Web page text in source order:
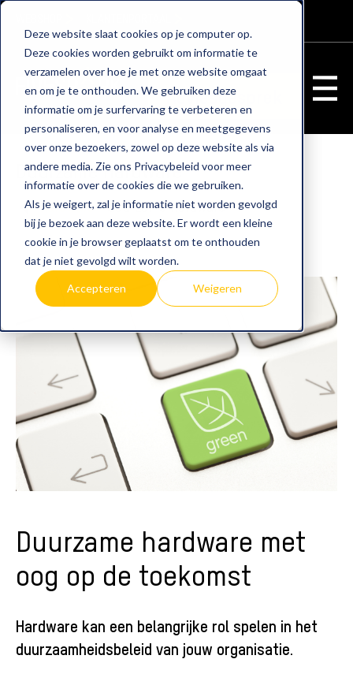
Deze website slaat cookies op je computer op.
Deze cookies worden gebruikt om informatie te
verzamelen over hoe je met onze website omgaat
en om je te onthouden. We gebruiken deze
informatie om je surfervaring te verbeteren en
personaliseren, en voor analyse en meetgegevens
over onze bezoekers, zowel op deze website als via
andere media. Zie ons Privacybeleid voor meer
informatie over de cookies die we gebruiken.
Als je weigert, zal je informatie niet worden gevolgd
bij je bezoek aan deze website. Er wordt een kleine
cookie in je browser geplaatst om te onthouden
dat je niet gevolgd wilt worden.
Accepteren Weigeren
Adviesgesprek
Duurzame Hardware
hardware duurzame hardware
Duurzame hardware met
oog op de toekomst
Hardware kan een belangrijke rol spelen in het
duurzaamheidsbeleid van jouw organisatie.